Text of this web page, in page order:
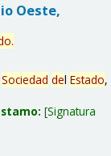
Oeste,
.
Sociedad del Estado,
Signatura